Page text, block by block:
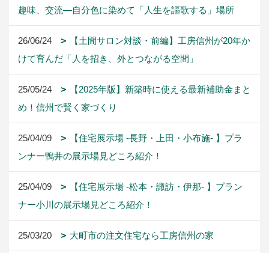
趣味、交流―自分色に染めて「人生を謳歌する」場所
26/06/24
【土間サロン対談・前編】工房信州が20年か
けて育んだ「人を招き、外とつながる空間」
25/05/24
【2025年版】新築時に使える最新補助金まと
め！信州で賢く家づくり
25/04/09
【住宅展示場 -長野・上田・小布施- 】プラ
ンナー鴨井の展示場見どころ紹介！
25/04/09
【住宅展示場 -松本・諏訪・伊那- 】プラン
ナー小川の展示場見どころ紹介！
25/03/20 大町市の注文住宅なら工房信州の家